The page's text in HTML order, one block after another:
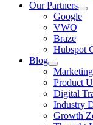
Our Partners
Google
VWO
Braze
Hubspot
Blog
Product
Digital
Industry
Growth